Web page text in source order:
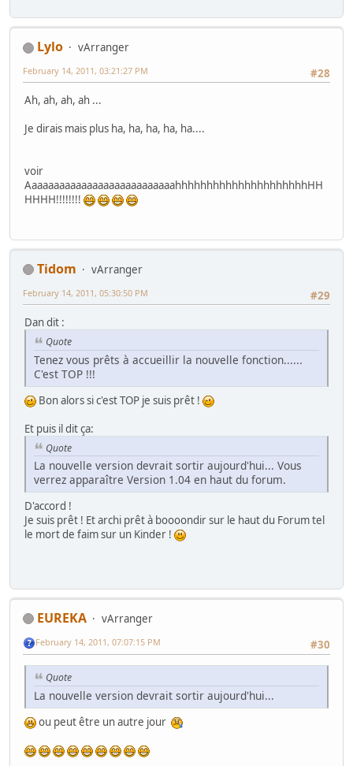
Lylo
vArranger
#28
February 14, 2011, 03:21:27 PM
Ah, ah, ah, ah ...
Je dirais mais plus ha, ha, ha, ha, ha....
voir
AaaaaaaaaaaaaaaaaaaaaaaaaaahhhhhhhhhhhhhhhhhhhhhHH
HHHH!!!!!!!!
Tidom
vArranger
#29
February 14, 2011, 05:30:50 PM
Dan dit :
Quote
Tenez vous prêts à accueillir la nouvelle fonction......
C'est TOP !!!
Bon alors si c'est TOP je suis prêt !
Et puis il dit ça:
Quote
La nouvelle version devrait sortir aujourd'hui... Vous
verrez apparaître Version 1.04 en haut du forum.
D'accord !
Je suis prêt ! Et archi prêt à boooondir sur le haut du Forum tel
le mort de faim sur un Kinder !
EUREKA
vArranger
#30
February 14, 2011, 07:07:15 PM
Quote
La nouvelle version devrait sortir aujourd'hui...
ou peut être un autre jour